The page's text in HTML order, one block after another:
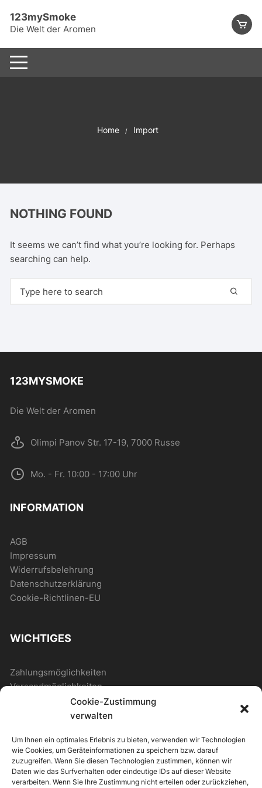
Cookie-Zustimmung
verwalten
Um Ihnen ein optimales Erlebnis zu bieten, verwenden wir Technologien
wie Cookies, um Geräteinformationen zu speichern bzw. darauf
zuzugreifen. Wenn Sie diesen Technologien zustimmen, können wir
Daten wie das Surfverhalten oder eindeutige IDs auf dieser Website
verarbeiten. Wenn Sie Ihre Zustimmung nicht erteilen oder zurückziehen,
content
123mySmoke
Die Welt der Aromen
Home Import
NOTHING FOUND
It seems we can’t find what you’re looking for. Perhaps
searching can help.
123MYSMOKE
Die Welt der Aromen
Olimpi Panov Str. 17-19, 7000 Russe
Mo. - Fr. 10:00 - 17:00 Uhr
INFORMATION
AGB
Impressum
Widerrufsbelehrung
Datenschutzerklärung
Cookie-Richtlinen-EU
WICHTIGES
Zahlungsmöglichkeiten
Versandmöglichkeiten
Kontakt
Newsletter